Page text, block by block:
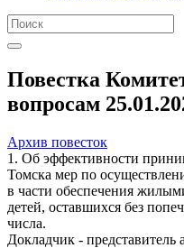
Повестка
вопросам
Архив повесток
1. Об эффективности
Томска мер по
в части обеспечения
детей, оставшихся без
числа.
Докладчик -